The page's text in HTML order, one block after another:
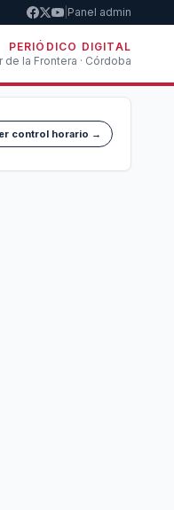
Panel admin
PERIÓDICO DIGITAL
de la Frontera · Córdoba
control horario →